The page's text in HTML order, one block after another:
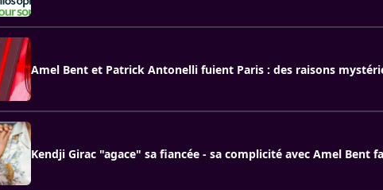
Amel Bent et Patrick Antonelli fuient Paris : des raisons
Kendji Girac "agace" sa fiancée - sa complicité avec Amel Bent